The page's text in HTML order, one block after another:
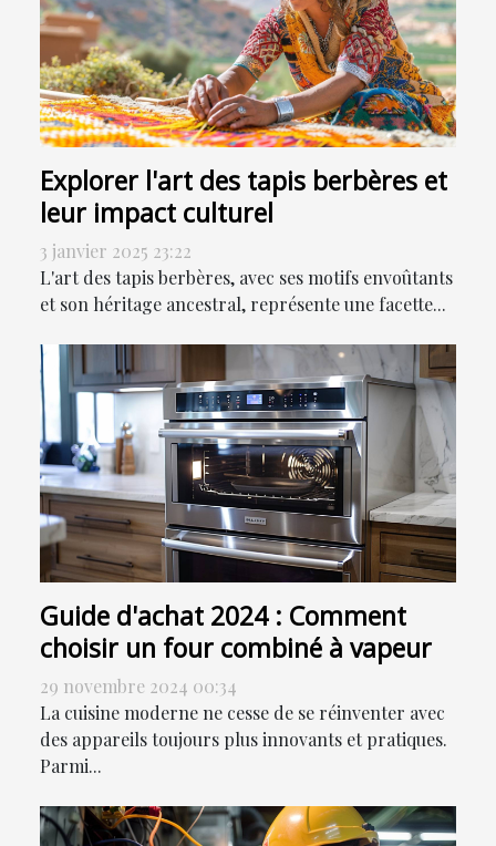
Explorer l'art des tapis berbères et
leur impact culturel
3 janvier 2025 23:22
L'art des tapis berbères, avec ses motifs envoûtants
et son héritage ancestral, représente une facette...
Guide d'achat 2024 : Comment
choisir un four combiné à vapeur
29 novembre 2024 00:34
La cuisine moderne ne cesse de se réinventer avec
des appareils toujours plus innovants et pratiques.
Parmi...